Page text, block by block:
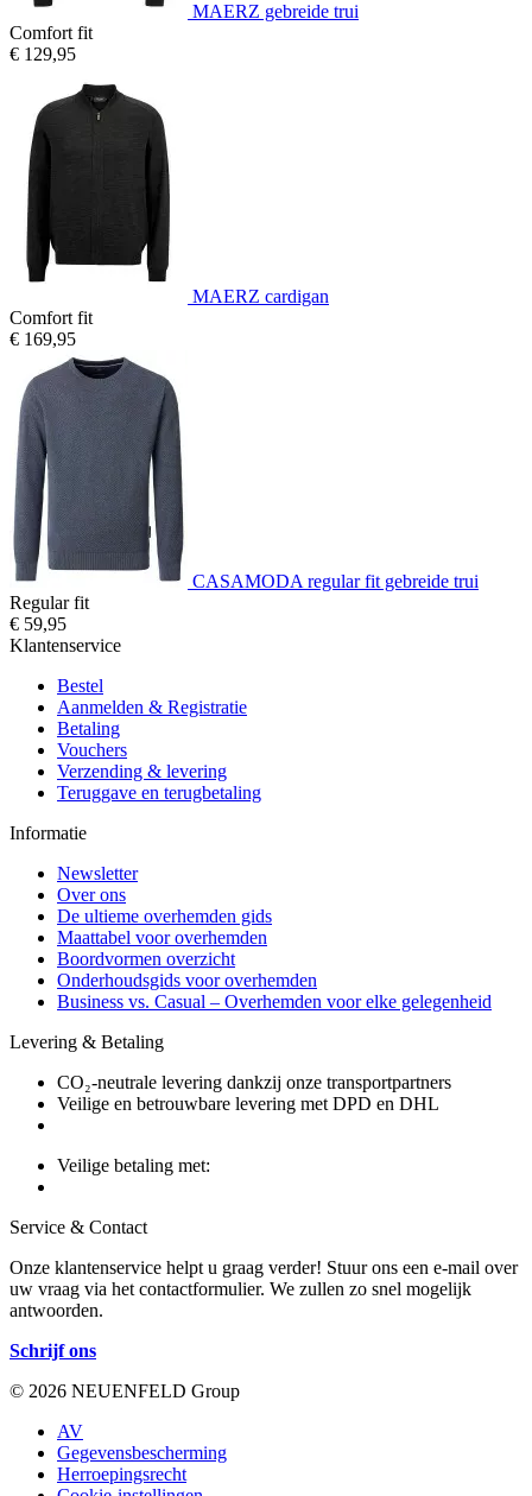
MAERZ gebreide trui
Comfort fit
€ 129,95
MAERZ cardigan
Comfort fit
€ 169,95
CASAMODA regular fit gebreide trui
Regular fit
€ 59,95
Klantenservice
Bestel
Aanmelden & Registratie
Betaling
Vouchers
Verzending & levering
Teruggave en terugbetaling
Informatie
Newsletter
Over ons
De ultieme overhemden gids
Maattabel voor overhemden
Boordvormen overzicht
Onderhoudsgids voor overhemden
Business vs. Casual – Overhemden voor elke gelegenheid
Levering & Betaling
CO₂-neutrale levering dankzij onze transportpartners
Veilige en betrouwbare levering met DPD en DHL
Veilige betaling met:
Service & Contact
Onze klantenservice helpt u graag verder! Stuur ons een e-mail over
uw vraag via het contactformulier. We zullen zo snel mogelijk
antwoorden.
Schrijf ons
© 2026 NEUENFELD Group
AV
Gegevensbescherming
Herroepingsrecht